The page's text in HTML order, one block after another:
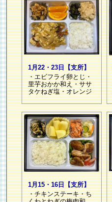
1月22・23日【支所】
・エビフライ卵とじ・
里芋おかか和え・ササ
タケねぎ塩・オレンジ
1月15・16日【支所】
・チキンステーキ・ち